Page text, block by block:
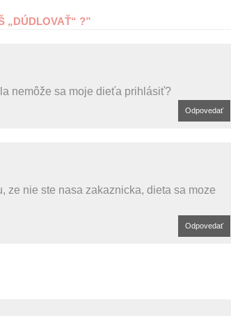
„DÚDLOVAŤ“ ?”
nemôže sa moje dieťa prihlásiť?
Odpovedať
ze nie ste nasa zakaznicka, dieta sa moze
Odpovedať